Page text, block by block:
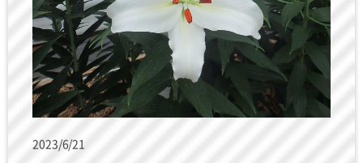
2023/6/21